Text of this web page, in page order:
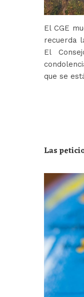
El CGE
recuerda
El
que se
Las